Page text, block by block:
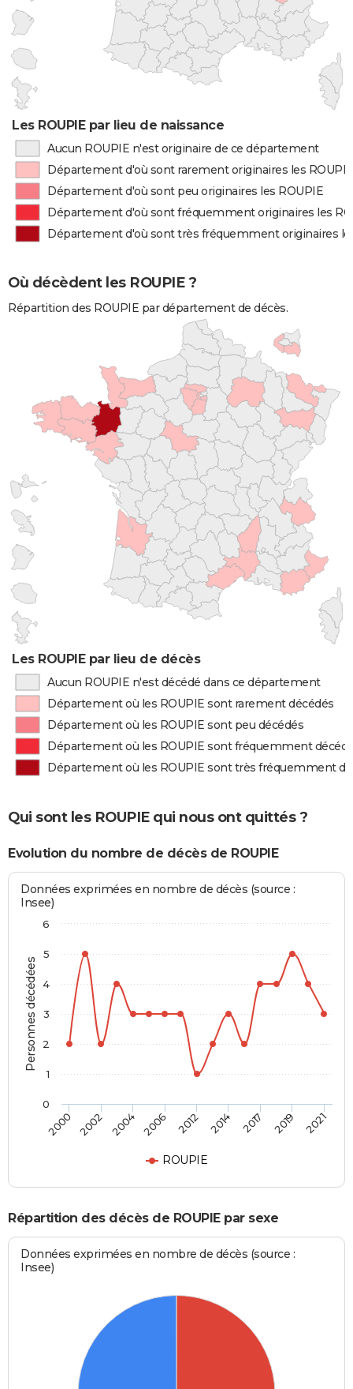
Les ROUPIE par lieu de naissance
Aucun ROUPIE n'est originaire de ce département
Département d'où sont rarement originaires les ROUPIE
Département d'où sont peu originaires les ROUPIE
Département d'où sont fréquemment originaires les
Département d'où sont très fréquemment originaires
Où décèdent les ROUPIE ?
Répartition des ROUPIE par département de décès.
Les ROUPIE par lieu de décès
Aucun ROUPIE n'est décédé dans ce département
Département où les ROUPIE sont rarement décédés
Département où les ROUPIE sont peu décédés
Département où les ROUPIE sont fréquemment
Département où les ROUPIE sont très fréquemment
Qui sont les ROUPIE qui nous ont quittés ?
Evolution du nombre de décès de ROUPIE
Personnes décédées
Données exprimées en nombre de décès (source :
Insee)
ROUPIE
2000 2002 2004 2006 2012 2014 2017 2019 2021
0
1
2
3
4
5
6
Répartition des décès de ROUPIE par sexe
Données exprimées en nombre de décès (source :
Insee)